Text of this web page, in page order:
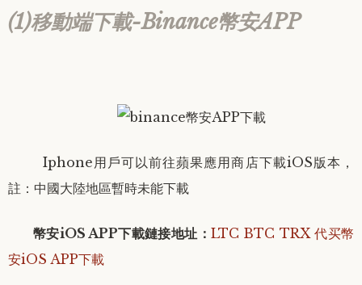
(1)移動端下載-Binance幣安APP
Iphone用戶可以前往蘋果應用商店下載iOS版本，
註：中國大陸地區暫時未能下載
幣安iOS APP下載鏈接地址 ：LTC BTC TRX 代买幣
安iOS APP下載